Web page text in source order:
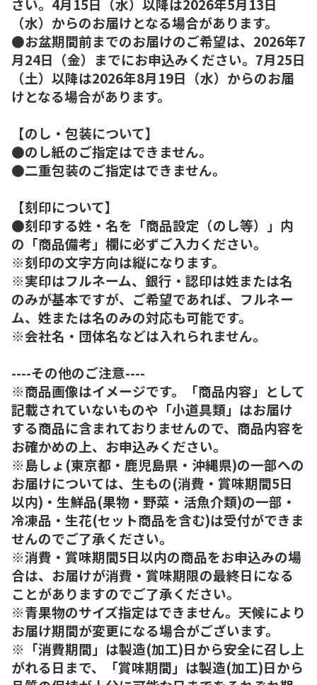
（水）からのお届けとなる場合があります。
●お盆期間前までのお届けのご希望は、2026年7
月24日（金）までにお申込みください。7月25日
（土）以降は2026年8月19日（水）からのお届
けとなる場合があります。
【のし・包装について】
●のし紙のご指定はできません。
●二重包装のご指定はできません。
【刻印について】
●刻印する姓・名を「商品設定（のし等）」内
の「商品備考」欄に必ずご入力ください。
※刻印の文字方向は縦になります。
※実印はフルネーム、銀行・認印は姓または名
のみが基本ですが、ご希望であれば、フルネー
ム、姓または名のみの対応も可能です。
※会社名・団体名などは入れられません。
----その他のご注意----
※商品画像はイメージです。「商品内容」として
記載されていないものや「小道具類」はお届け
する商品に含まれておりませんので、商品内容を
お確かめの上、お申込みください。
※島しょ(東京都・鹿児島県・沖縄県)の一部への
お届けについては、生もの(消費・賞味期間5日
以内)・生鮮品(果物・野菜・活魚介類)の一部・
冷凍品・生花(セット商品を含む)は受付ができま
せんのでご了承ください。
※消費・賞味期間5日以内の商品をお申込みの場
合は、お届けが消費・賞味期限の最終日になる
ことがありますのでご了承ください。
※青果物のサイズ指定はできません。天候により
お届け期間が変更になる場合がございます。
※「消費期間」は製造(加工)日から安全に召し上
がれる日まで、「賞味期間」は製造(加工)日から